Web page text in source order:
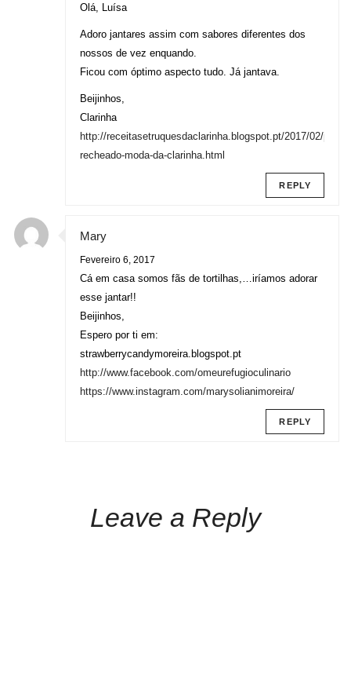
Olá, Luísa
Adoro jantares assim com sabores diferentes dos
nossos de vez enquando.
Ficou com óptimo aspecto tudo. Já jantava.
Beijinhos,
Clarinha
http://receitasetruquesdaclarinha.blogspot.pt/2017/02/pao-
recheado-moda-da-clarinha.html
REPLY
Mary
Fevereiro 6, 2017
Cá em casa somos fãs de tortilhas,…iríamos adorar
esse jantar!!
Beijinhos,
Espero por ti em:
strawberrycandymoreira.blogspot.pt
http://www.facebook.com/omeurefugioculinario
https://www.instagram.com/marysolianimoreira/
REPLY
Leave a Reply